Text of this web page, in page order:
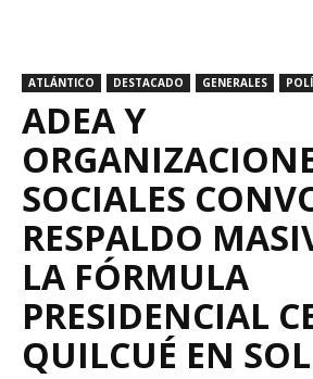
ATLÁNTICO DESTACADO GENERALES
ADEA Y
SOCIALES
RESPALDO
LA FÓRMULA
PRESIDENCIAL
QUILCUÉ EN